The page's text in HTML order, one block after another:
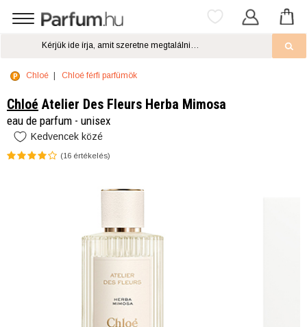
Chloé Chloé férfi parfümök
Chloé Atelier Des Fleurs Herba Mimosa
eau de parfum - unisex
Kedvencek közé
(16 értékelés)